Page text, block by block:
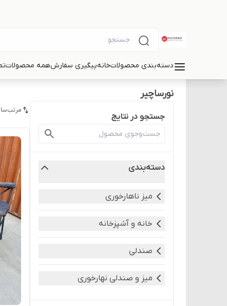
دسته‌بندی محصولاتخانهپیگیری سفارشهمه محصولات
نورساچیر
جستجو در نتایج
دسته‌بندی
میز ناهارخوری
خانه و آشپزخانه
صندلی
میز و صندلی نهارخوری